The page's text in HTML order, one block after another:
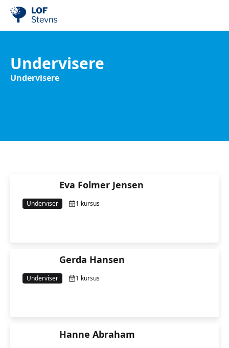
Undervisere
Undervisere
Eva Folmer Jensen
Underviser 1 kursus
Gerda Hansen
Underviser 1 kursus
Hanne Abraham